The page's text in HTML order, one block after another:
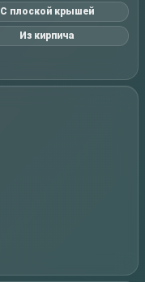
С плоской крышей
Из кирпича